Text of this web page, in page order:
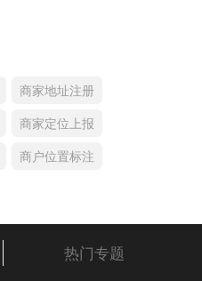
商家地址注册
商家定位上报
商户位置标注
热门专题